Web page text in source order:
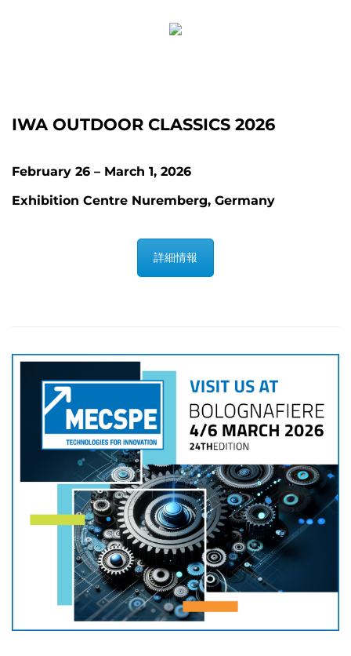
IWA OUTDOOR CLASSICS 2026
February 26 – March 1, 2026
Exhibition Centre Nuremberg, Germany
詳細情報